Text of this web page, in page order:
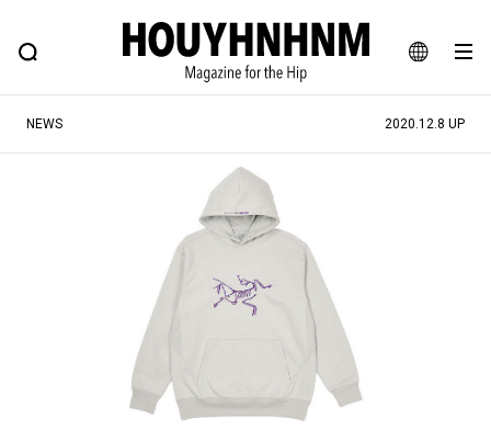
JA
EN
FEATURE BLOG SNAP
ヒップなファッション、カルチャー、ライフスタイルWEBマガジン
#SHOPPING ADDICT #憧れの逸品
#ESSENTIAL DESIGNS #古着サミット
#NEW VINTAGE #マイナーグッド図鑑
#路地裏てぃーん。 #MONTHLY JOURNAL
#GH 銘品の所以 #フイナムのYouTube
#Commune H #FOCUS IT #AH.H
NEWS 2020.12.8 UP